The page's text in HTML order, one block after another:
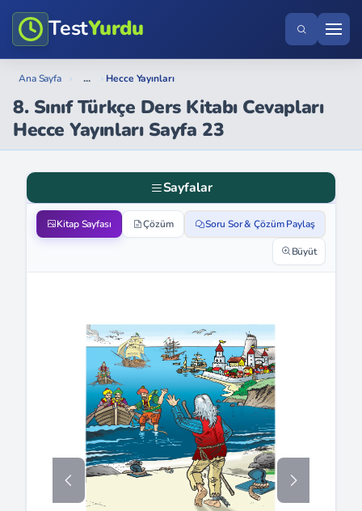
TestYurdu
Ana Sayfa › ... › Hecce Yayınları
8. Sınıf Türkçe Ders Kitabı Cevapları
Hecce Yayınları Sayfa 23
Sayfalar
Kitap Sayfası Çözüm Soru Sor & Çözüm Paylaş
Büyüt